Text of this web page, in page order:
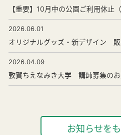
【重要】10月中の公園ご利用休止
2026.06.01
オリジナルグッズ・新デザイン
2026.04.09
敦賀ちえなみき大学 講師募集のお
お知らせを